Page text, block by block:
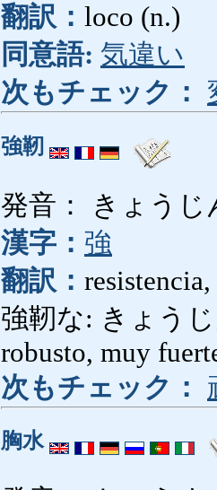
翻訳： loco (n.)
同意語: 気違い
次もチェック：
強靭
発音： きょうじ
漢字： 強
翻訳：
強靭な: きょうじ
robusto, muy
次もチェック：
胸水